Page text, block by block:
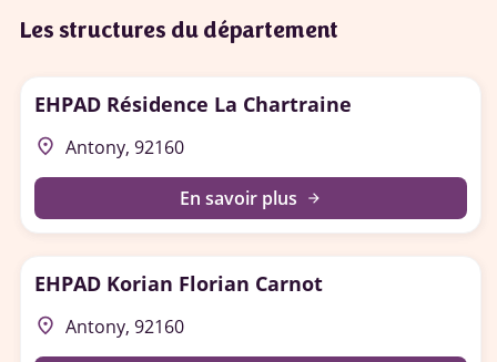
Les structures du département
EHPAD Résidence La Chartraine
place Antony, 92160
En savoir plus arrow_forward
EHPAD Korian Florian Carnot
place Antony, 92160